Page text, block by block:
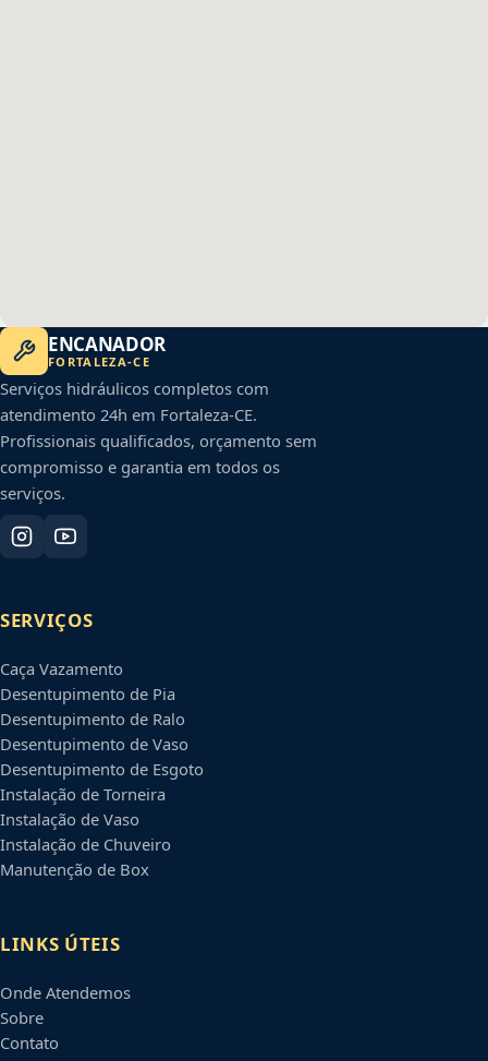
ENCANADOR
FORTALEZA-CE
Serviços hidráulicos completos com
atendimento 24h em Fortaleza-CE.
Profissionais qualificados, orçamento sem
compromisso e garantia em todos os
serviços.
SERVIÇOS
Caça Vazamento
Desentupimento de Pia
Desentupimento de Ralo
Desentupimento de Vaso
Desentupimento de Esgoto
Instalação de Torneira
Instalação de Vaso
Instalação de Chuveiro
Manutenção de Box
LINKS ÚTEIS
Onde Atendemos
Sobre
Contato